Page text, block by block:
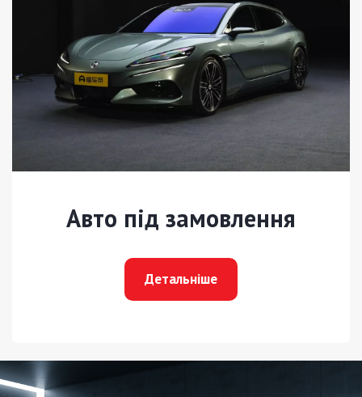
Авто під замовлення
Детальніше